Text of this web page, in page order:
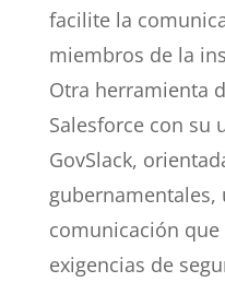
facilite la
miembros de la
Otra herramienta
Salesforce con su
GovSlack,
comunicación
exigencias de